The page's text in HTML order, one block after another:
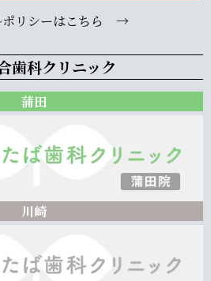
ポリシーはこちら →
歯科クリニック
蒲田
川崎